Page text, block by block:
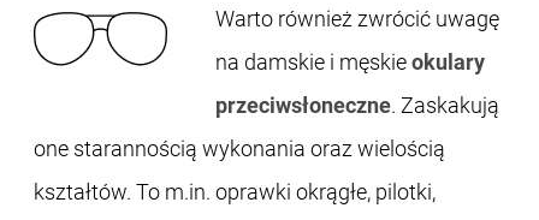
Warto również zwrócić uwagę
na damskie i męskieokulary
przeciwsłoneczne. Zaskakują
one starannością wykonania oraz wielością
kształtów. To m.in. oprawki okrągłe, pilotki,